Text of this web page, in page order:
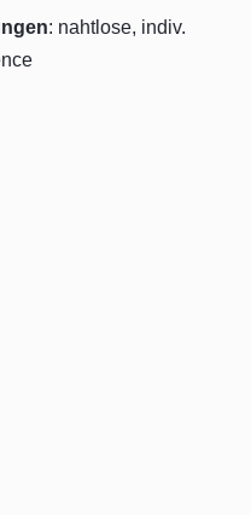
: nahtlose, indiv.